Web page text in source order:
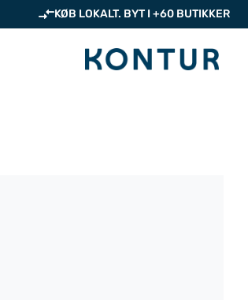
KØB LOKALT. BYT I +60 BUTIKKER